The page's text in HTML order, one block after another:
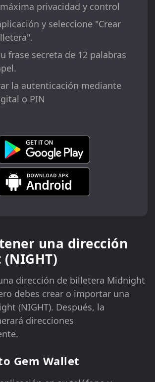
privacidad y control
y seleccione "Crear
frase secreta de 12 palabras
la autenticación mediante
o PIN
una dirección
dirección de billetera Midnight
debes crear o importar una
(NIGHT). Después, la
direcciones
Gem Wallet